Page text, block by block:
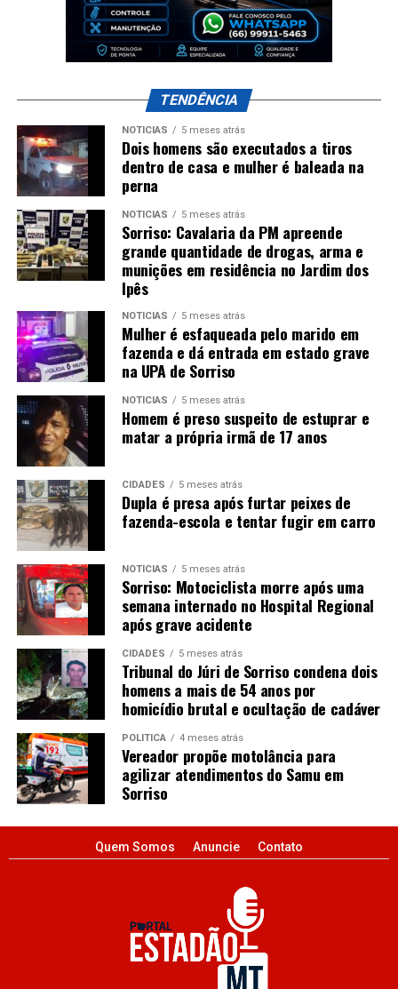
TENDÊNCIA
NOTÍCIAS 5 meses atrás
Dois homens são executados a tiros
dentro de casa e mulher é baleada na
perna
NOTÍCIAS 5 meses atrás
Sorriso: Cavalaria da PM apreende
grande quantidade de drogas, arma e
munições em residência no Jardim dos
Ipês
NOTÍCIAS 5 meses atrás
Mulher é esfaqueada pelo marido em
fazenda e dá entrada em estado grave
na UPA de Sorriso
NOTÍCIAS 5 meses atrás
Homem é preso suspeito de estuprar e
matar a própria irmã de 17 anos
CIDADES 5 meses atrás
Dupla é presa após furtar peixes de
fazenda-escola e tentar fugir em carro
NOTÍCIAS 5 meses atrás
Sorriso: Motociclista morre após uma
semana internado no Hospital Regional
após grave acidente
CIDADES 5 meses atrás
Tribunal do Júri de Sorriso condena dois
homens a mais de 54 anos por
homicídio brutal e ocultação de cadáver
POLÍTICA 4 meses atrás
Vereador propõe motolância para
agilizar atendimentos do Samu em
Sorriso
Quem Somos Anuncie Contato